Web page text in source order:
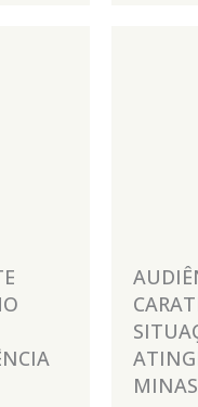
MINAS